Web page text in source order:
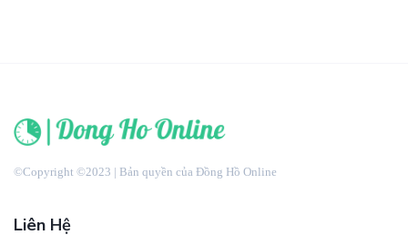
©Copyright ©2023 | Bản quyền của Đồng Hồ Online
Liên Hệ